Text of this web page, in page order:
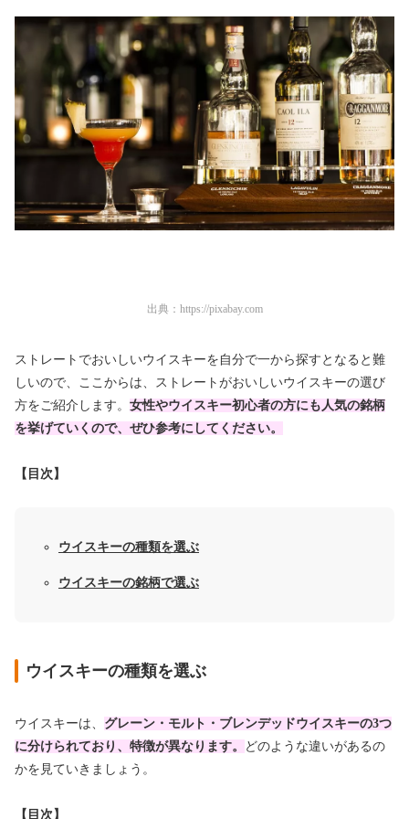
出典： https://pixabay.com
ストレートでおいしいウイスキーを自分で一から探すとなると難
しいので、ここからは、ストレートがおいしいウイスキーの選び
方をご紹介します。 女性やウイスキー初心者の方にも人気の銘柄
を挙げていくので、ぜひ参考にしてください。
【目次】
ウイスキーの種類を選ぶ
ウイスキーの銘柄で選ぶ
ウイスキーの種類を選ぶ
ウイスキーは、 グレーン・モルト・ブレンデッドウイスキーの3つ
に分けられており、特徴が異なります。
どのような違いがあるの
かを見ていきましょう。
【目次】